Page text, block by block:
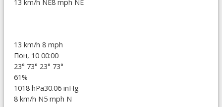
13 km/h NE8 mph NE
13 km/h 8 mph
Пон, 10 00:00
23° 73° 23° 73°
61%
1018 hPa30.06 inHg
8 km/h N5 mph N